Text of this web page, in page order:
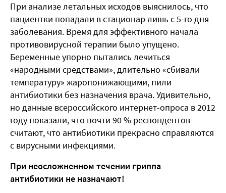
При анализе летальных исходов выяснилось, что
пациентки попадали в стационар лишь с 5-го дня
заболевания. Время для эффективного начала
противовирусной терапии было упущено.
Беременные упорно пытались лечиться
«народными средствами», длительно «сбивали
температуру» жаропонижающими, пили
антибиотики без назначения врача. Удивительно,
но данные всероссийского интернет-опроса в 2012
году показали, что почти 90 % респондентов
считают, что антибиотики прекрасно справляются
с вирусными инфекциями.
При неосложненном течении гриппа
антибиотики не назначают!